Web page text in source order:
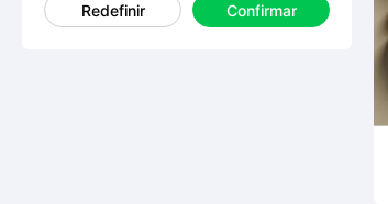
Redefinir Confirmar